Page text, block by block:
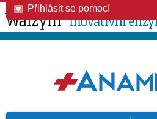
Přihlásit se pomocí